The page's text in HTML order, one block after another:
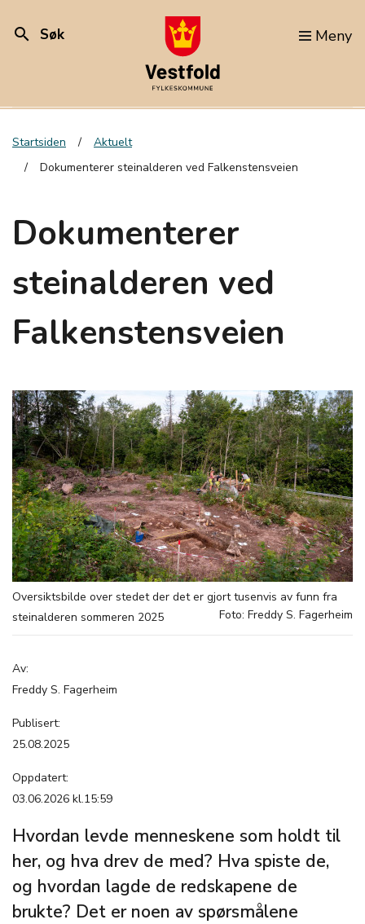
search Søk Meny
Startsiden
Aktuelt
Dokumenterer steinalderen ved Falkenstensveien
Dokumenterer
steinalderen ved
Falkenstensveien
Oversiktsbilde over stedet der det er gjort tusenvis av funn fra
steinalderen sommeren 2025
Foto: Freddy S. Fagerheim
Av:
Freddy S. Fagerheim
Publisert:
25.08.2025
Oppdatert:
03.06.2026 kl.15:59
Hvordan levde menneskene som holdt til
her, og hva drev de med? Hva spiste de,
og hvordan lagde de redskapene de
brukte? Det er noen av spørsmålene